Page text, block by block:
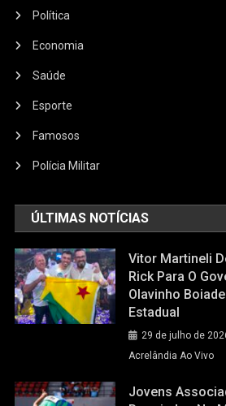
Política
Economia
Saúde
Esporte
Famosos
Polícia Militar
ÚLTIMAS NOTÍCIAS
Vitor Martineli
Rick Para O
Olavinho
Estadual
29 de julho de
Acrelândia Ao Vivo
Jovens